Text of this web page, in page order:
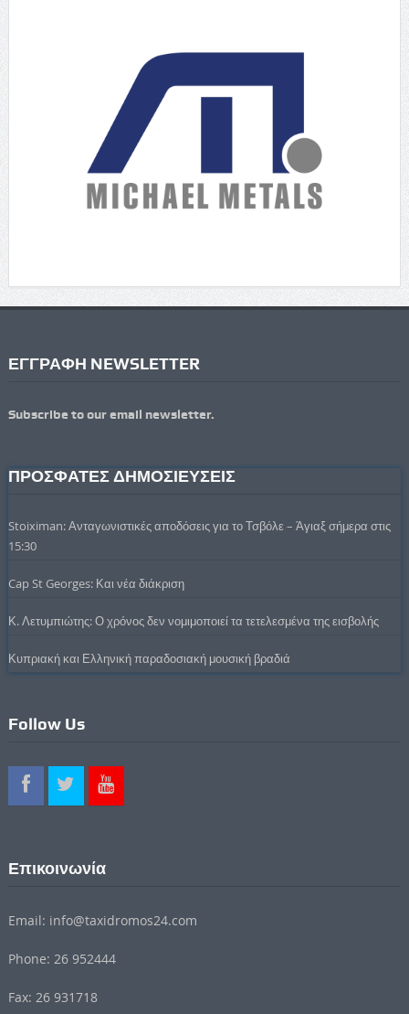
ΕΓΓΡΑΦΗ NEWSLETTER
Subscribe to our email newsletter.
ΠΡΟΣΦΑΤΕΣ ΔΗΜΟΣΙΕΥΣΕΙΣ
Stoiximan: Ανταγωνιστικές αποδόσεις για το Τσβόλε – Άγιαξ σήμερα στις
15:30
Cap St Georges: Και νέα διάκριση
Κ. Λετυμπιώτης: Ο χρόνος δεν νομιμοποιεί τα τετελεσμένα της εισβολής
Κυπριακή και Ελληνική παραδοσιακή μουσική βραδιά
Follow Us
Επικοινωνία
Email: info@taxidromos24.com
Phone: 26 952444
Fax: 26 931718